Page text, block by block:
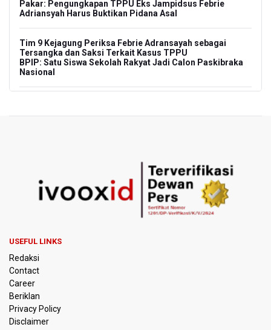
Pakar: Pengungkapan TPPU Eks Jampidsus Febrie
Adriansyah Harus Buktikan Pidana Asal
Tim 9 Kejagung Periksa Febrie Adransayah sebagai
Tersangka dan Saksi Terkait Kasus TPPU
BPIP: Satu Siswa Sekolah Rakyat Jadi Calon Paskibraka
Nasional
Pemprov DKI Jakarta Pastikan Data Pajak dan Aset
Daerah Aman dari Kebakaran Bapenda
Pertumbuhan Ekonomi 5,3 Persen Belum Cukup
Masih Selektif
Anggota DPR Desak Polisi Usut Tuntas Temuan Ratusan
Amnesty International Kecam Penangkapan Dua
Warganet atas Konten Pidato Presiden, Nilai
Kriminalisasi Kritik Persempit Ruang Sipil
USEFUL LINKS
Redaksi
Contact
Career
Beriklan
Privacy Policy
Disclaimer